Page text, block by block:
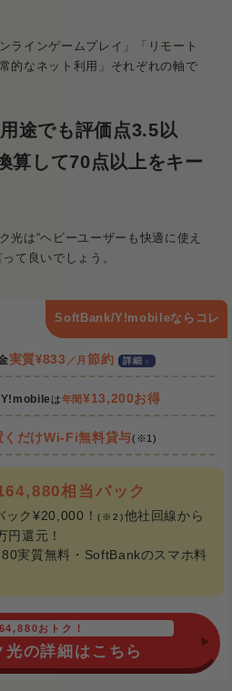
ラインゲームプレイ」「リモート
的なネット利用」それぞれの軸で
途でも評価点3.5以
算して70点以上をキー
光は“ヘビーユーザーも快適に使え
て良いでしょう。
SoftBank/Y!mobileならコレ
実質¥833 ／月 節約 詳細
は年間¥13,200お得
くだけWi-Fi無料貸与(※1)
相当バック
ック¥20,000！(※2)他社回線から
円還元！
実質無料・SoftBankのスマホ料
おトク！
光の詳細はこちら